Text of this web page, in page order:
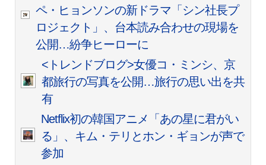
ペ・ヒョンソンの新ドラマ「シン社長プ
ロジェクト」、台本読み合わせの現場を
公開…紛争ヒーローに
<トレンドブログ>女優コ・ミンシ、京
都旅行の写真を公開…旅行の思い出を共
有
Netflix初の韓国アニメ「あの星に君がい
る」、キム・テリとホン・ギョンが声で
参加